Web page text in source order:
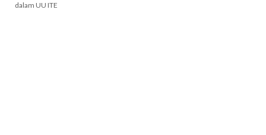
dalam UU ITE